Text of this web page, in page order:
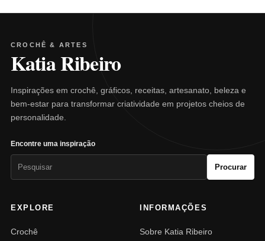
CROCHÊ & ARTES
Katia Ribeiro
Inspirações em crochê, gráficos, receitas, artesanato, beleza e
bem-estar para transformar criatividade em projetos cheios de
personalidade.
Encontre uma inspiração
Procurar
EXPLORE
Crochê
INFORMAÇÕES
Sobre Katia Ribeiro